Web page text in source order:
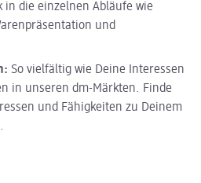
die einzelnen Abläufe wie
und
So vielfältig wie Deine Interessen
in unseren dm-Märkten. Finde
und Fähigkeiten zu Deinem